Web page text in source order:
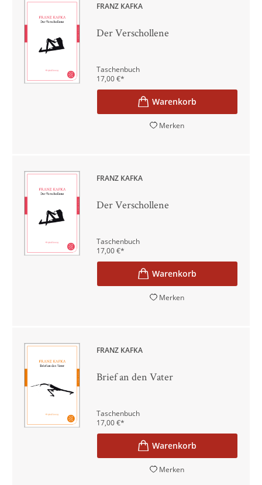
FRANZ KAFKA
Der Verschollene
Taschenbuch
17,00€*
Merken
FRANZ KAFKA
Der Verschollene
Taschenbuch
17,00€*
Merken
FRANZ KAFKA
Brief an den Vater
Taschenbuch
17,00€*
Merken